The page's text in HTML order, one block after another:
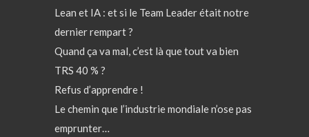
Lean et IA : et si le Team Leader était notre
dernier rempart ?
Quand ça va mal, c’est là que tout va bien
TRS 40 % ?
Refus d’apprendre !
Le chemin que l’industrie mondiale n’ose pas
emprunter…